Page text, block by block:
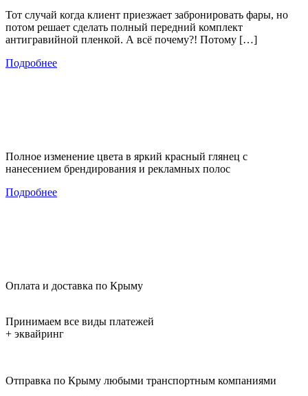
Тот случай когда клиент приезжает забронировать фары, но
потом решает сделать полный передний комплект
антигравийной пленкой. А всё почему?! Потому […]
Подробнее
Полное изменение цвета в яркий красный глянец с
нанесением брендирования и рекламных полос
Подробнее
Оплата и доставка по Крыму
Принимаем все виды платежей
+ эквайринг
Отправка по Крыму любыми транспортным компаниями